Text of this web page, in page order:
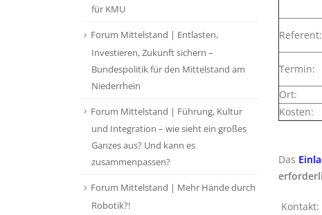
Referent:
Termin:
Ort:
Kosten:
Das
Kontakt:
für KMU
Forum Mittelstand | Entlasten,
Investieren, Zukunft sichern –
Bundespolitik für den Mittelstand am
Niederrhein
Forum Mittelstand | Führung, Kultur
und Integration – wie sieht ein großes
Ganzes aus? Und kann es
zusammenpassen?
Forum Mittelstand | Mehr Hände durch
Robotik?!